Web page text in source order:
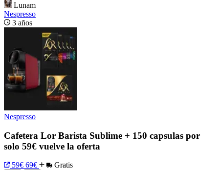
Lunam
Nespresso
3 años
Nespresso
Cafetera Lor Barista Sublime + 150 capsulas por
solo 59€ vuelve la oferta
59€ 69€ Gratis